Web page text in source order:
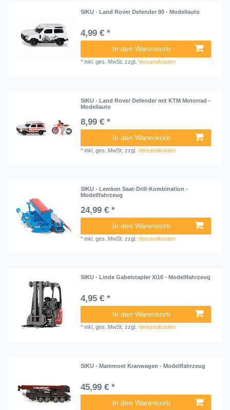
SIKU - Land Rover Defender 90 - Modellauto
4,99 € *
In den Warenkorb
*inkl. ges. MwSt. zzgl.Versandkosten
SIKU - Land Rover Defender mit KTM Motorrad -
Modellauto
8,99 € *
In den Warenkorb
*inkl. ges. MwSt. zzgl.Versandkosten
SIKU - Lemken Saat-Drill-Kombination -
Modellfahrzeug
24,99 € *
In den Warenkorb
*inkl. ges. MwSt. zzgl.Versandkosten
SIKU - Linde Gabelstapler Xi16 - Modellfahrzeug
4,95 € *
In den Warenkorb
*inkl. ges. MwSt. zzgl.Versandkosten
SIKU - Mammoet Kranwagen - Modellfahrzeug
45,99 € *
In den Warenkorb